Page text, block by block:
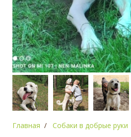
Главная Собаки в добрые руки